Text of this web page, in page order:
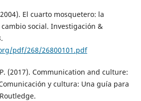
El cuarto mosquetero: la
social. Investigación &
pdf/268/26800101.pdf
(2017). Communication and culture:
y cultura: Una guía para